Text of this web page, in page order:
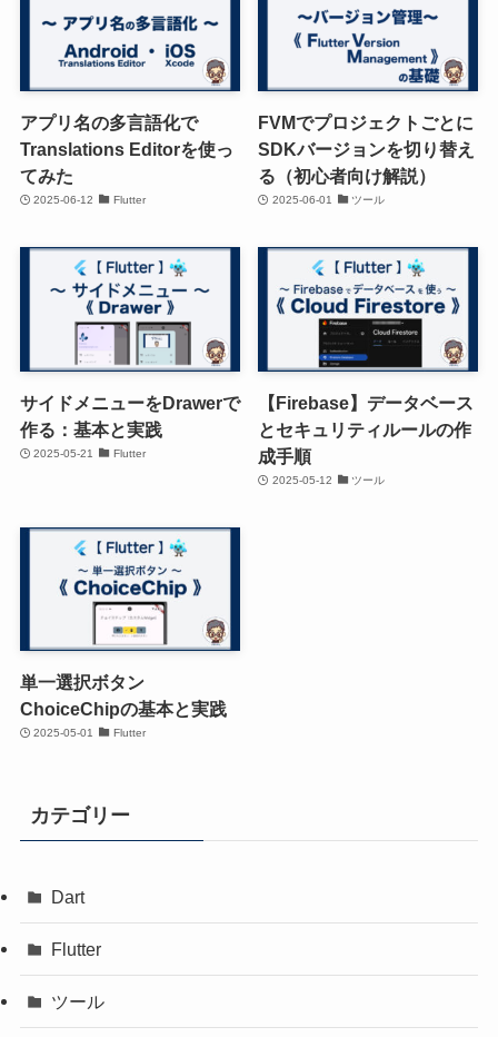
アプリ名の多言語化で
Translations Editorを使っ
てみた
2025-06-12 Flutter
FVMでプロジェクトごとに
SDKバージョンを切り替え
る（初心者向け解説）
2025-06-01 ツール
サイドメニューをDrawerで
作る：基本と実践
2025-05-21 Flutter
【Firebase】データベース
とセキュリティルールの作
成手順
2025-05-12 ツール
単一選択ボタン
ChoiceChipの基本と実践
2025-05-01 Flutter
カテゴリー
Dart
Flutter
ツール